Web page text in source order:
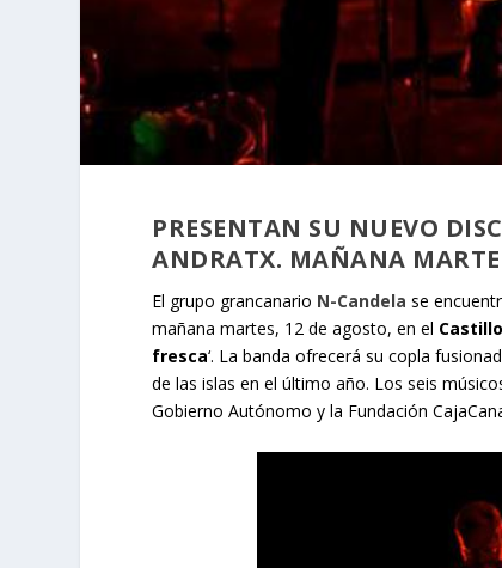
PRESENTAN SU NUEVO
ANDRATX. MAÑANA
El grupo grancanario N-Candela se
mañana martes, 12 de agosto, en el
fresca‘. La banda ofrecerá su copla
de las islas en el último año. Los seis
Gobierno Autónomo y la Fundación